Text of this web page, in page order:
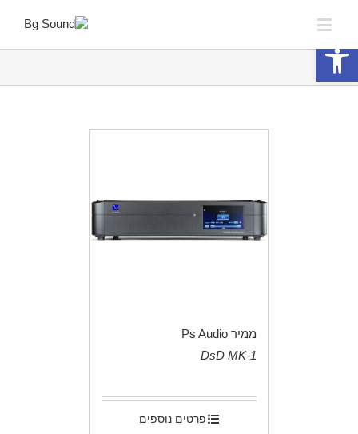
פתח סרגל נגישות
ממיר Ps Audio
DsD MK-1
פרטים נוספים